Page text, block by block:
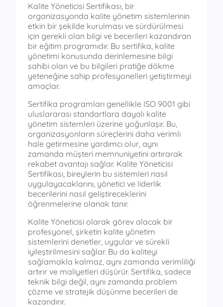
Kalite Yöneticisi Sertifikası, bir
organizasyonda kalite yönetim sistemlerinin
etkin bir şekilde kurulması ve sürdürülmesi
için gerekli olan bilgi ve becerileri kazandıran
bir eğitim programıdır. Bu sertifika, kalite
yönetimi konusunda derinlemesine bilgi
sahibi olan ve bu bilgileri pratiğe dökme
yeteneğine sahip profesyonelleri yetiştirmeyi
amaçlar.
Sertifika programları genellikle ISO 9001 gibi
uluslararası standartlara dayalı kalite
yönetim sistemleri üzerine yoğunlaşır. Bu,
organizasyonların süreçlerini daha verimli
hale getirmesine yardımcı olur, aynı
zamanda müşteri memnuniyetini artırarak
rekabet avantajı sağlar. Kalite Yöneticisi
Sertifikası, bireylerin bu sistemleri nasıl
uygulayacaklarını, yönetici ve liderlik
becerilerini nasıl geliştireceklerini
öğrenmelerine olanak tanır.
Kalite Yöneticisi olarak görev alacak bir
profesyonel, şirketin kalite yönetim
sistemlerini denetler, uygular ve sürekli
iyileştirilmesini sağlar. Bu da kaliteyi
sağlamakla kalmaz, aynı zamanda verimliliği
artırır ve maliyetleri düşürür. Sertifika, sadece
teknik bilgi değil, aynı zamanda problem
çözme ve stratejik düşünme becerileri de
kazandırır.